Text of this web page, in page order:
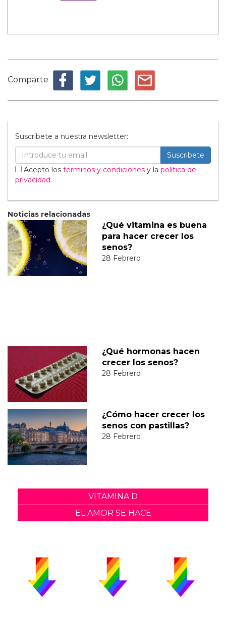
Comparte
Suscribete a nuestra newsletter:
Suscribete
Acepto los terminos y condiciones y la política de
privacidad.
Noticias relacionadas
¿Qué vitamina es buena
para hacer crecer los
senos?
28 Febrero
¿Qué hormonas hacen
crecer los senos?
28 Febrero
¿Cómo hacer crecer los
senos con pastillas?
28 Febrero
VITAMINA D
EL AMOR SE HACE